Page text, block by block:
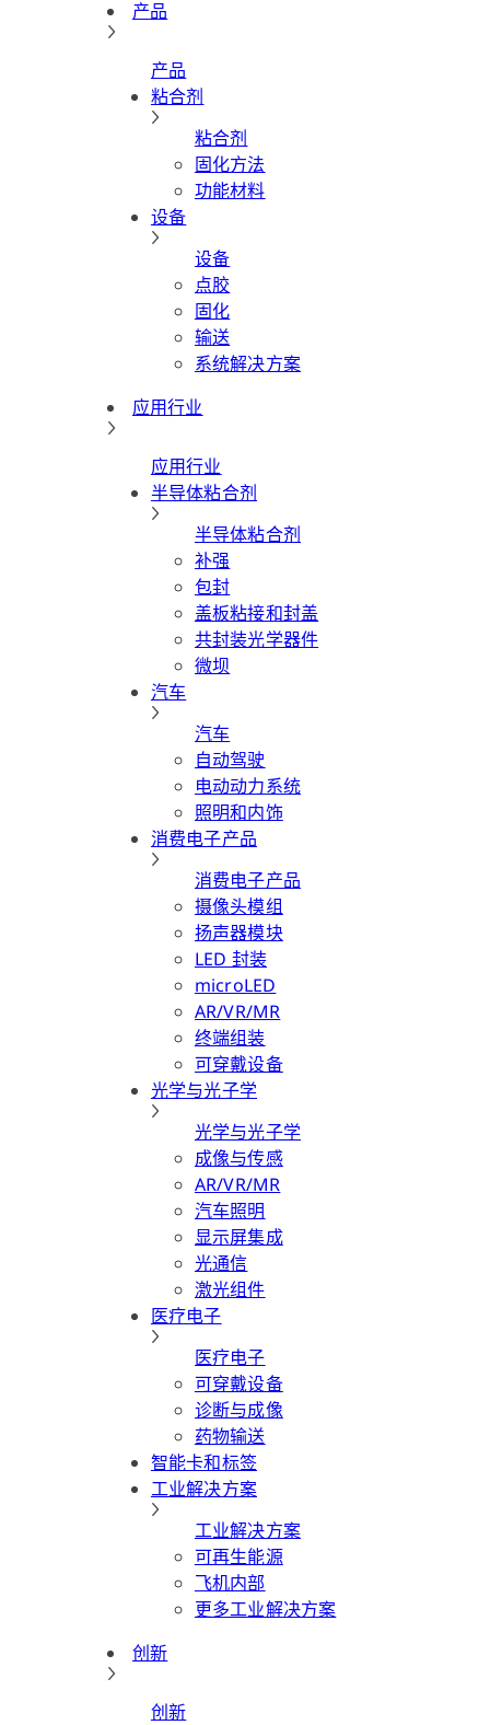
产品
产品
粘合剂
粘合剂
固化方法
功能材料
设备
设备
点胶
固化
输送
系统解决方案
应用行业
应用行业
半导体粘合剂
半导体粘合剂
补强
包封
盖板粘接和封盖
共封装光学器件
微坝
汽车
汽车
自动驾驶
电动动力系统
照明和内饰
消费电子产品
消费电子产品
摄像头模组
扬声器模块
LED 封装
microLED
AR/VR/MR
终端组装
可穿戴设备
光学与光子学
光学与光子学
成像与传感
AR/VR/MR
汽车照明
显示屏集成
光通信
激光组件
医疗电子
医疗电子
可穿戴设备
诊断与成像
药物输送
智能卡和标签
工业解决方案
工业解决方案
可再生能源
飞机内部
更多工业解决方案
创新
创新